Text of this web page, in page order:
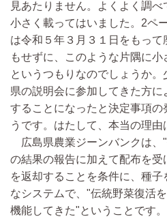
見あたりません。よくよく調べ
小さく載ってはいました。2ペ
は令和５年３月３１日をもっ
もせずに、このような片隅に
というつもりなのでしょうか。
県の説明会に参加してきた方
することになったと決定事項
うです。はたして、本当の理由
広島県農業ジーンバンクは、
の結果の報告に加えて配布を
を返却することを条件に、種
なシステムで、"伝統野菜復活
機能してきた"ということです